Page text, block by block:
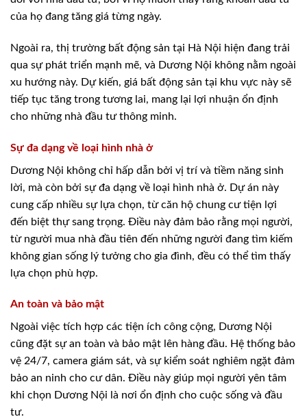
của họ đang tăng giá từng ngày.
Ngoài ra, thị trường bất động sản tại Hà Nội hiện đang trải
qua sự phát triển mạnh mẽ, và Dương Nội không nằm ngoài
xu hướng này. Dự kiến, giá bất động sản tại khu vực này sẽ
tiếp tục tăng trong tương lai, mang lại lợi nhuận ổn định
cho những nhà đầu tư thông minh.
Sự đa dạng về loại hình nhà ở
Dương Nội không chỉ hấp dẫn bởi vị trí và tiềm năng sinh
lời, mà còn bởi sự đa dạng về loại hình nhà ở. Dự án này
cung cấp nhiều sự lựa chọn, từ căn hộ chung cư tiện lợi
đến biệt thự sang trọng. Điều này đảm bảo rằng mọi người,
từ người mua nhà đầu tiên đến những người đang tìm kiếm
không gian sống lý tưởng cho gia đình, đều có thể tìm thấy
lựa chọn phù hợp.
An toàn và bảo mật
Ngoài việc tích hợp các tiện ích công cộng, Dương Nội
cũng đặt sự an toàn và bảo mật lên hàng đầu. Hệ thống bảo
vệ 24/7, camera giám sát, và sự kiểm soát nghiêm ngặt đảm
bảo an ninh cho cư dân. Điều này giúp mọi người yên tâm
khi chọn Dương Nội là nơi ổn định cho cuộc sống và đầu
tư.